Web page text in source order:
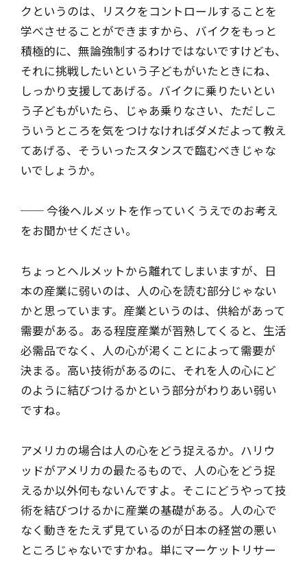
クというのは、リスクをコントロールすることを
学べさせることができますから、バイクをもっと
積極的に、無論強制するわけではないですけども、
それに挑戦したいという子どもがいたときにね、
しっかり支援してあげる。バイクに乗りたいとい
う子どもがいたら、じゃあ乗りなさい、ただしこ
ういうところを気をつけなければダメだよって教え
てあげる、そういったスタンスで臨むべきじゃな
いでしょうか。
── 今後ヘルメットを作っていくうえでのお考え
をお聞かせください。
ちょっとヘルメットから離れてしまいますが、日
本の産業に弱いのは、人の心を読む部分じゃない
かと思っています。産業というのは、供給があって
需要がある。ある程度産業が習熟してくると、生活
必需品でなく、人の心が渇くことによって需要が
決まる。高い技術があるのに、それを人の心にど
のように結びつけるかという部分がわりあい弱い
ですね。
アメリカの場合は人の心をどう捉えるか。ハリウ
ッドがアメリカの最たるもので、人の心をどう捉
えるか以外何もないんですよ。そこにどうやって技
術を結びつけるかに産業の基礎がある。人の心で
なく動きをたえず見ているのが日本の経営の悪い
ところじゃないですかね。単にマーケットリサー